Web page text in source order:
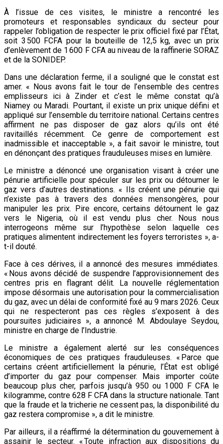
À l’issue de ces visites, le ministre a rencontré les
promoteurs et responsables syndicaux du secteur pour
rappeler l’obligation de respecter le prix officiel fixé par l’État,
soit 3 500 FCFA pour la bouteille de 12,5 kg, avec un prix
d’enlèvement de 1 600 F CFA au niveau de la raffinerie SORAZ
et de la SONIDEP.
Dans une déclaration ferme, il a souligné que le constat est
amer. « Nous avons fait le tour de l’ensemble des centres
emplisseurs ici à Zinder et c’est le même constat qu’à
Niamey ou Maradi. Pourtant, il existe un prix unique défini et
appliqué sur l’ensemble du territoire national. Certains centres
affirment ne pas disposer de gaz alors qu’ils ont été
ravitaillés récemment. Ce genre de comportement est
inadmissible et inacceptable », a fait savoir le ministre, tout
en dénonçant des pratiques frauduleuses mises en lumière.
Le ministre a dénoncé une organisation visant à créer une
pénurie artificielle pour spéculer sur les prix ou détourner le
gaz vers d’autres destinations. « Ils créent une pénurie qui
n’existe pas à travers des données mensongères, pour
manipuler les prix. Pire encore, certains détournent le gaz
vers le Nigeria, où il est vendu plus cher. Nous nous
interrogeons même sur l’hypothèse selon laquelle ces
pratiques alimentent indirectement les foyers terroristes », a-
t-il douté.
Face à ces dérives, il a annoncé des mesures immédiates.
« Nous avons décidé de suspendre l’approvisionnement des
centres pris en flagrant délit. La nouvelle réglementation
impose désormais une autorisation pour la commercialisation
du gaz, avec un délai de conformité fixé au 9 mars 2026. Ceux
qui ne respecteront pas ces règles s’exposent à des
poursuites judiciaires », a annoncé M. Abdoulaye Seydou,
ministre en charge de l’Industrie.
Le ministre a également alerté sur les conséquences
économiques de ces pratiques frauduleuses. « Parce que
certains créent artificiellement la pénurie, l’État est obligé
d’importer du gaz pour compenser. Mais importer coûte
beaucoup plus cher, parfois jusqu’à 950 ou 1 000 F CFA le
kilogramme, contre 628 F CFA dans la structure nationale. Tant
que la fraude et la tricherie ne cessent pas, la disponibilité du
gaz restera compromise », a dit le ministre.
Par ailleurs, il a réaffirmé la détermination du gouvernement à
assainir le secteur. « Toute infraction aux dispositions du